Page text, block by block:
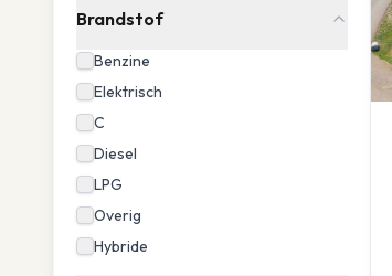
Brandstof
Benzine
Elektrisch
C
Diesel
LPG
Overig
Hybride